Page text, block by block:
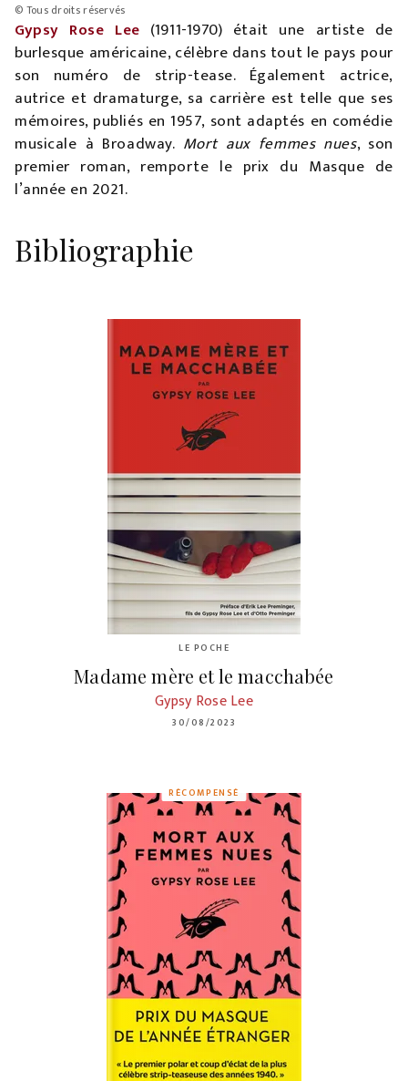
Gypsy Rose Lee (1911-1970) était une artiste de
burlesque américaine, célèbre dans tout le pays pour
son numéro de strip-tease. Également actrice,
autrice et dramaturge, sa carrière est telle que ses
mémoires, publiés en 1957, sont adaptés en comédie
musicale à Broadway. Mort aux femmes nues, son
premier roman, remporte le prix du Masque de
l’année en 2021.
© Tous droits réservés
Bibliographie
LE POCHE
Madame mère et le macchabée
Gypsy Rose Lee
30/08/2023
RÉCOMPENSÉ